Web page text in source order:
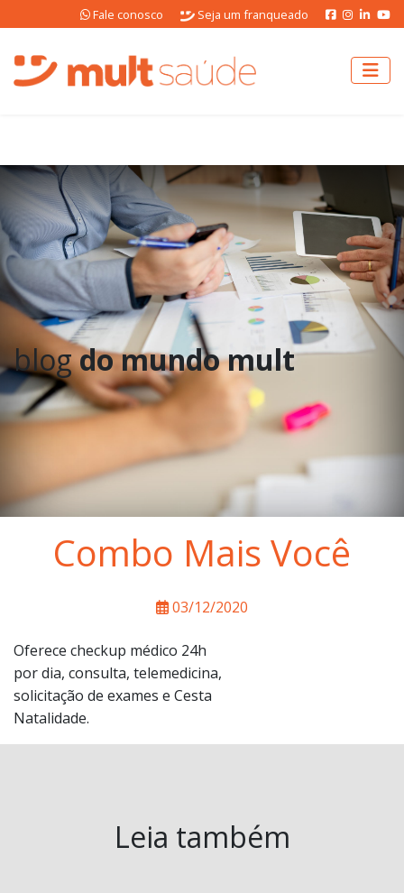
Fale conosco Seja um franqueado
blogdo mundo mult
Combo Mais Você
03/12/2020
Oferece checkup médico 24h
por dia, consulta, telemedicina,
solicitação de exames e Cesta
Natalidade.
Leia também